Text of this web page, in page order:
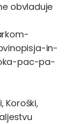
obvladuje
in-
pac-pa-
Koroški,